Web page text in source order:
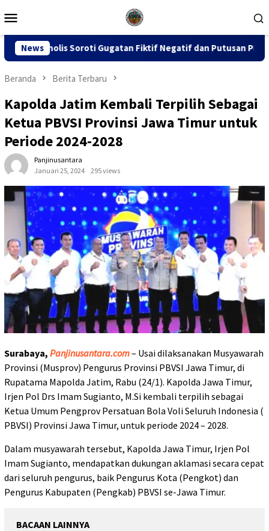
ke
Mobile
NewsFiktif Negatif dan Putusan PK 155 Sidang
Beranda Berita Terbaru
Kapolda Jatim Kembali Terpilih Sebagai
Ketua PBVSI Provinsi Jawa Timur untuk
Periode 2024-2028
Panjinusantara
Januari 25, 2024
295 views
Surabaya, Panjinusantara.com– Usai dilaksanakan Musyawarah
Provinsi (Musprov) Pengurus Provinsi PBVSI Jawa Timur, di
Rupatama Mapolda Jatim, Rabu (24/1). Kapolda Jawa Timur,
Irjen Pol Drs Imam Sugianto, M.Si kembali terpilih sebagai
Ketua Umum Pengprov Persatuan Bola Voli Seluruh Indonesia (
PBVSI) Provinsi Jawa Timur, untuk periode 2024 – 2028.
Dalam musyawarah tersebut, Kapolda Jawa Timur, Irjen Pol
Imam Sugianto, mendapatkan dukungan aklamasi secara cepat
dari seluruh pengurus, baik Pengurus Kota (Pengkot) dan
Pengurus Kabupaten (Pengkab) PBVSI se-Jawa Timur.
BACAAN LAINNYA